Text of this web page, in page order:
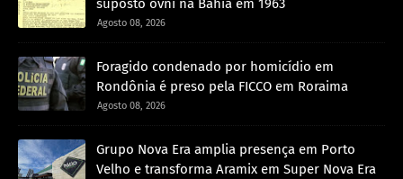
suposto óvni na Bahia em 1963
Agosto 08, 2026
Foragido condenado por homicídio em
Rondônia é preso pela FICCO em Roraima
Agosto 08, 2026
Grupo Nova Era amplia presença em Porto
Velho e transforma Aramix em Super Nova Era